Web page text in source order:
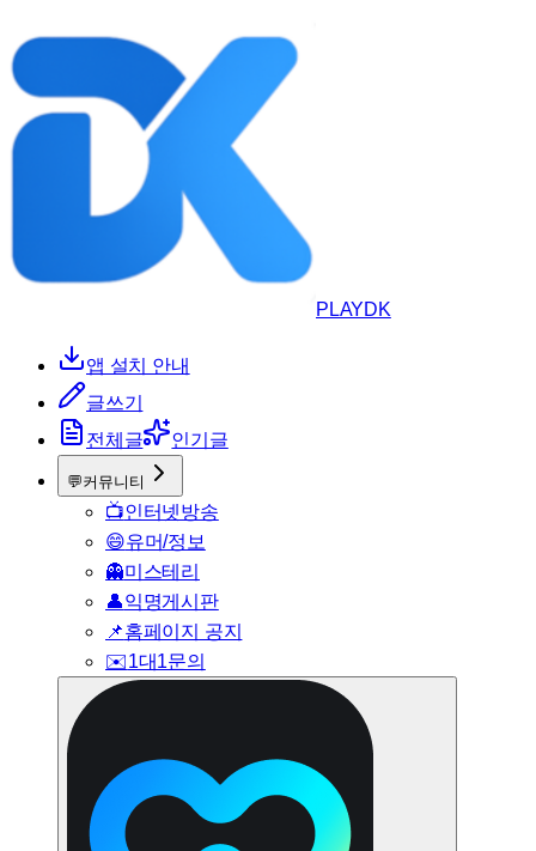
PLAYDK
앱 설치 안내
글쓰기
전체글
인기글
💬커뮤니티
📺인터넷방송
😄유머/정보
👻미스테리
👤익명게시판
📌홈페이지 공지
✉️1대1문의